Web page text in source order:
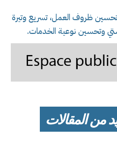
ظروف العمل، تسريع وتيرة
وتحسين نوعية الخدمات.
من المقالات